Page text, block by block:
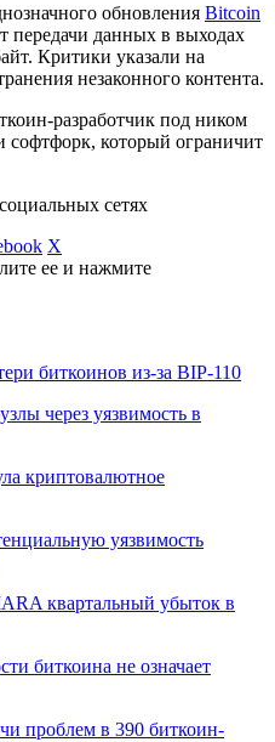
обновления Bitcoin
передачи данных в выходах
Критики указали на
незаконного контента.
разработчик под ником
софтфорк, который ограничит
сетях
X
ее и нажмите
биткоинов из-за BIP-110
через уязвимость в
криптовалютное
уязвимость
квартальный убыток в
биткоина не означает
проблем в 390 биткоин-